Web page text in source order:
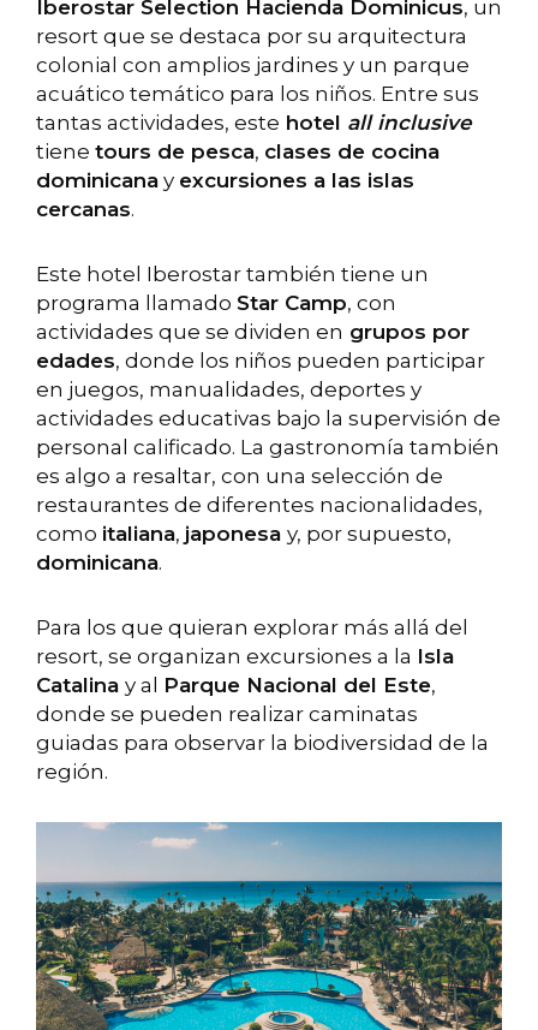
Iberostar Selection Hacienda Dominicus, un
resort que se destaca por su arquitectura
colonial con amplios jardines y un parque
acuático temático para los niños. Entre sus
tantas actividades, este hotel all inclusive
tiene tours de pesca, clases de cocina
dominicana y excursiones a las islas
cercanas.
Este hotel Iberostar también tiene un
programa llamado Star Camp, con
actividades que se dividen en grupos por
edades, donde los niños pueden participar
en juegos, manualidades, deportes y
actividades educativas bajo la supervisión de
personal calificado. La gastronomía también
es algo a resaltar, con una selección de
restaurantes de diferentes nacionalidades,
como italiana, japonesa y, por supuesto,
dominicana.
Para los que quieran explorar más allá del
resort, se organizan excursiones a la Isla
Catalina y al Parque Nacional del Este,
donde se pueden realizar caminatas
guiadas para observar la biodiversidad de la
región.